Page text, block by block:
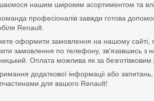
нашим широким асортиментом та
професіоналів завжди готова
Renault.
оформити замовлення на нашому сайті,
замовлення по телефону, зв'язавшись з
Оплата можлива як за
додаткової інформації або
для вашого Renault!